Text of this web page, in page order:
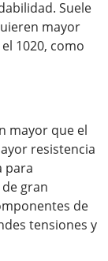
Suele
mayor
1020, como
mayor que el
resistencia
para
gran
de
tensiones y